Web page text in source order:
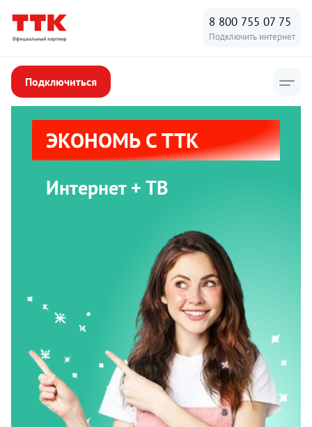
8 800 755 07 75
Подключить интернет
Подключиться
ЭКОНОМЬ С ТТК
Интернет + ТВ